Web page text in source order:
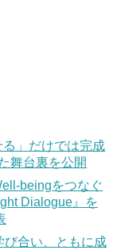
る」だけでは完成
舞台裏を公開
beingをつなぐ
Dialogue』を
び合い、ともに成